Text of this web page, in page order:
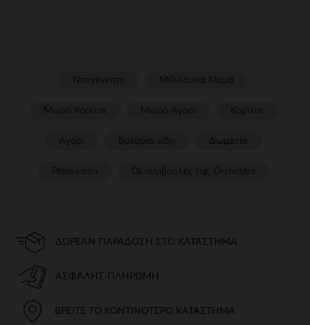
ΔΩΡΕΆΝ ΠΑΡΆΔΟΣΗ ΣΤΟ ΚΑΤΆΣΤΗΜΑ
ΑΣΦΑΛΉΣ ΠΛΗΡΩΜΉ
ΒΡΕΊΤΕ ΤΟ ΚΟΝΤΙΝΌΤΕΡΟ ΚΑΤΆΣΤΗΜΑ